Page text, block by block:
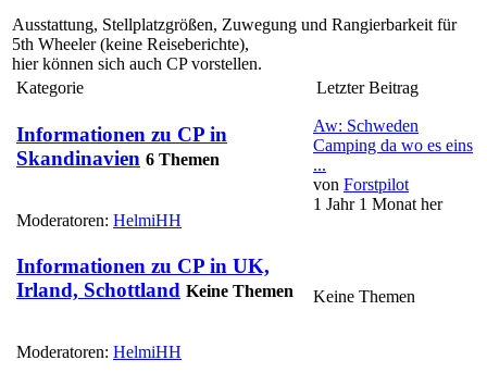
Ausstattung, Stellplatzgrößen, Zuwegung und Rangierbarkeit für
5th Wheeler (keine Reiseberichte),
hier können sich auch CP vorstellen.
Kategorie
Letzter Beitrag
Informationen zu CP in
Skandinavien 6 Themen
Moderatoren: HelmiHH
Aw: Schweden
Camping da wo es eins
...
von Forstpilot
1 Jahr 1 Monat her
Informationen zu CP in UK,
Irland, Schottland Keine Themen
Moderatoren: HelmiHH
Keine Themen